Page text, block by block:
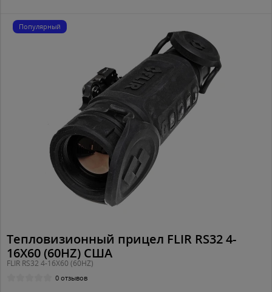
Популярный
Тепловизионный прицел FLIR RS32 4-
16X60 (60HZ) США
FLIR RS32 4-16X60 (60HZ)
0 отзывов